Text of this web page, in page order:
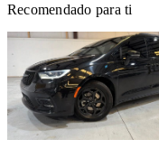
Recomendado para ti